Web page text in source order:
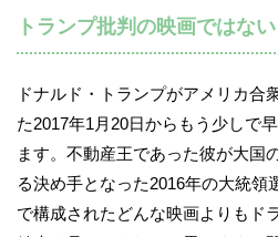
トランプ批判の映画ではない
ドナルド・トランプがアメリカ合
た2017年1月20日からもう少しで
ます。不動産王であった彼が大国
る決め手となった2016年の大統領
で構成されたどんな映画よりもド